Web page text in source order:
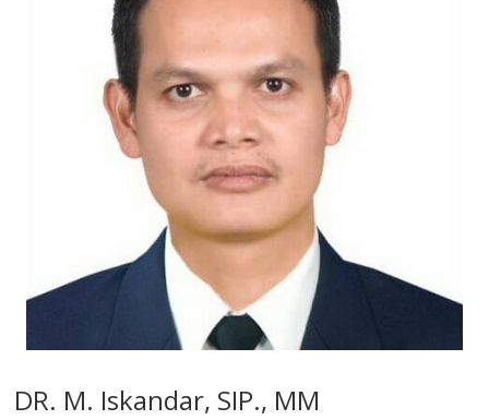
DR. M. Iskandar, SIP., MM